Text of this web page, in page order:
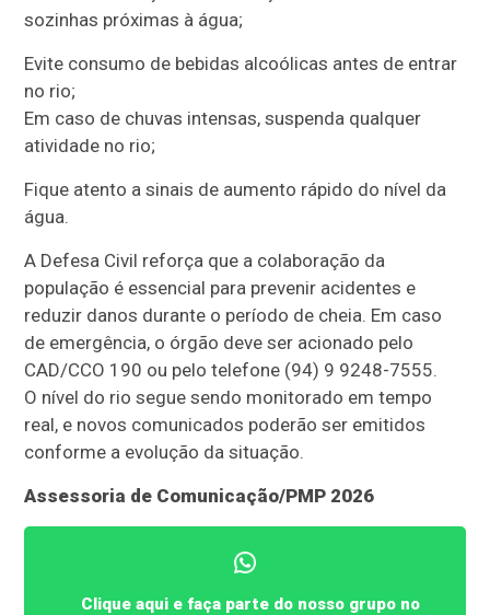
sozinhas próximas à água;
Evite consumo de bebidas alcoólicas antes de entrar
no rio;
Em caso de chuvas intensas, suspenda qualquer
atividade no rio;
Fique atento a sinais de aumento rápido do nível da
água.
A Defesa Civil reforça que a colaboração da
população é essencial para prevenir acidentes e
reduzir danos durante o período de cheia. Em caso
de emergência, o órgão deve ser acionado pelo
CAD/CCO 190 ou pelo telefone (94) 9 9248-7555.
O nível do rio segue sendo monitorado em tempo
real, e novos comunicados poderão ser emitidos
conforme a evolução da situação.
Assessoria de Comunicação/PMP 2026
Clique aqui e faça parte do nosso grupo no